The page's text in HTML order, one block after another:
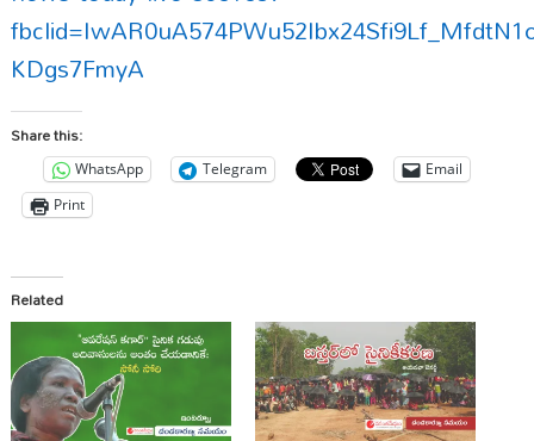
KDgs7FmyA
Share this:
WhatsApp Telegram
Email
Print
Related